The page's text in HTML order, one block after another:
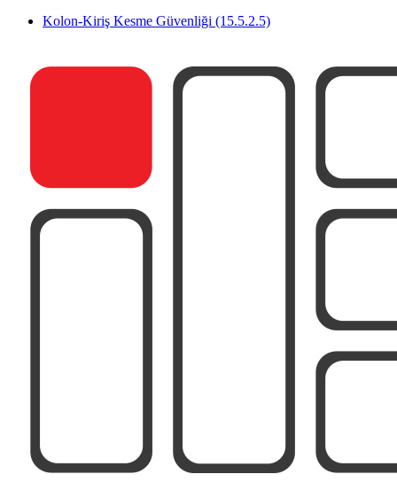
Kolon-Kiriş Kesme Güvenliği (15.5.2.5)